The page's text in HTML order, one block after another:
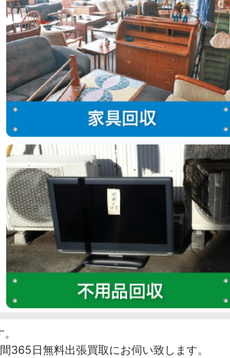
365日無料出張買取にお伺い致します。